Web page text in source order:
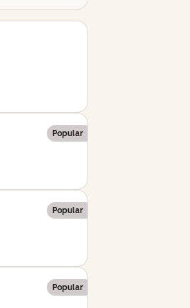
Popular
Popular
Popular